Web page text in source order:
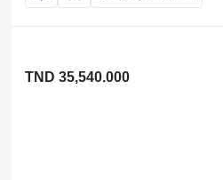
TND 35,540.000